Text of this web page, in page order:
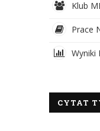
Klub
Prace
Wyniki
CYTAT